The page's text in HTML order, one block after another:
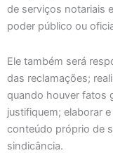
de serviços notariais
poder público ou
Ele também será
das reclamações;
quando houver fatos
justifiquem; elaborar
conteúdo próprio de
sindicância.